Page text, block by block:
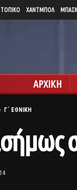
ΤΟΠΙΚΟ ΧΑΝΤΜΠΟΛ
ΑΡΧΙΚΗ
Γ΄ ΕΘΝΙΚΗ